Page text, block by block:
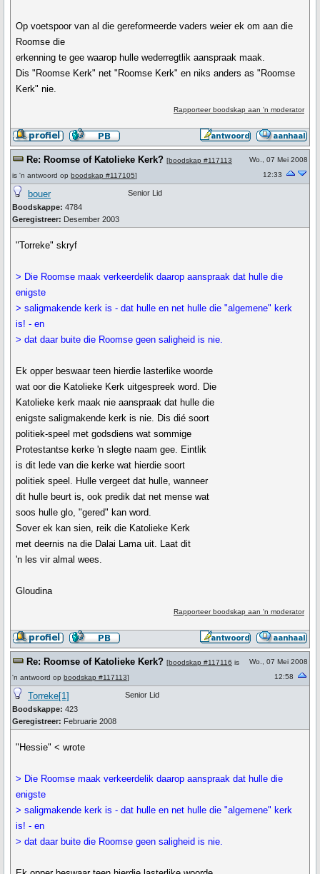
Op voetspoor van al die gereformeerde vaders weier ek om aan die
Roomse die
erkenning te gee waarop hulle wederregtlik aanspraak maak.
Dis "Roomse Kerk" net "Roomse Kerk" en niks anders as "Roomse
Kerk" nie.
Rapporteer boodskap aan 'n moderator
Re: Roomse of Katolieke Kerk? [boodskap #117113
is 'n antwoord op boodskap #117105]
Wo., 07 Mei 2008
12:33
bouer
Boodskappe: 4784
Geregistreer: Desember 2003
Senior Lid
"Torreke" skryf
> Die Roomse maak verkeerdelik daarop aanspraak dat hulle die
enigste
> saligmakende kerk is - dat hulle en net hulle die "algemene" kerk
is! - en
> dat daar buite die Roomse geen saligheid is nie.
Ek opper beswaar teen hierdie lasterlike woorde
wat oor die Katolieke Kerk uitgespreek word. Die
Katolieke kerk maak nie aanspraak dat hulle die
enigste saligmakende kerk is nie. Dis dié soort
politiek-speel met godsdiens wat sommige
Protestantse kerke 'n slegte naam gee. Eintlik
is dit lede van die kerke wat hierdie soort
politiek speel. Hulle vergeet dat hulle, wanneer
dit hulle beurt is, ook predik dat net mense wat
soos hulle glo, "gered" kan word.
Sover ek kan sien, reik die Katolieke Kerk
met deernis na die Dalai Lama uit. Laat dit
'n les vir almal wees.
Gloudina
Rapporteer boodskap aan 'n moderator
Re: Roomse of Katolieke Kerk? [boodskap #117116 is
'n antwoord op boodskap #117113]
Wo., 07 Mei 2008
12:58
Torreke[1]
Boodskappe: 423
Geregistreer: Februarie 2008
Senior Lid
"Hessie" < wrote
> Die Roomse maak verkeerdelik daarop aanspraak dat hulle die
enigste
> saligmakende kerk is - dat hulle en net hulle die "algemene" kerk
is! - en
> dat daar buite die Roomse geen saligheid is nie.